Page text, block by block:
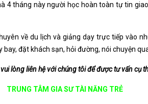
4 tháng này người học hoàn toàn tự tin
về du lịch và giảng dạy trực tiếp vào
đặt khách sạn, hỏi đường, nói chuyện
lòng liên hệ với chúng tôi để được tư vấn cụ
TRUNG TÂM GIA SƯ TÀI NĂNG TRẺ